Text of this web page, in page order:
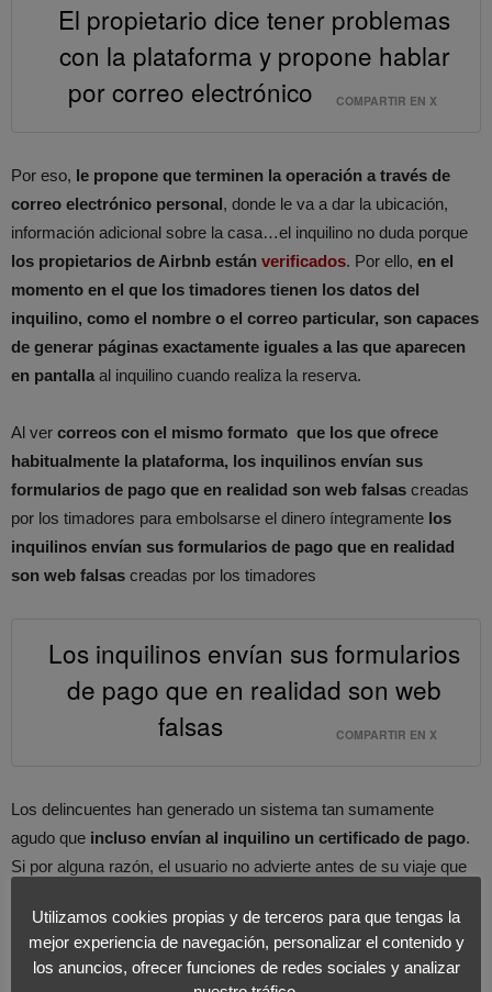
El propietario dice tener problemas
con la plataforma y propone hablar
por correo electrónico
COMPARTIR EN X
Por eso, le propone que terminen la operación a través de
correo electrónico personal, donde le va a dar la ubicación,
información adicional sobre la casa…el inquilino no duda porque
los propietarios de Airbnb están verificados. Por ello, en el
momento en el que los timadores tienen los datos del
inquilino, como el nombre o el correo particular, son capaces
de generar páginas exactamente iguales a las que aparecen
en pantalla al inquilino cuando realiza la reserva.
Al ver correos con el mismo formato que los que ofrece
habitualmente la plataforma, los inquilinos envían sus
formularios de pago que en realidad son web falsas creadas
por los timadores para embolsarse el dinero íntegramente los
inquilinos envían sus formularios de pago que en realidad
son web falsas creadas por los timadores
Los inquilinos envían sus formularios
de pago que en realidad son web
falsas
COMPARTIR EN X
Los delincuentes han generado un sistema tan sumamente
agudo que incluso envían al inquilino un certificado de pago.
Si por alguna razón, el usuario no advierte antes de su viaje que
domicilio solicitado y comprobar que ni tan siquiera existe
casa.
Utilizamos cookies propias y de terceros para que tengas la
mejor experiencia de navegación, personalizar el contenido y
los anuncios, ofrecer funciones de redes sociales y analizar